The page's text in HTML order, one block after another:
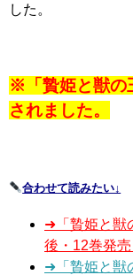
した。
※「贄姫と獣の
されました。
合わせて読みたい↓
➜「贄姫と獣
後・12巻発
➜「贄姫と獣